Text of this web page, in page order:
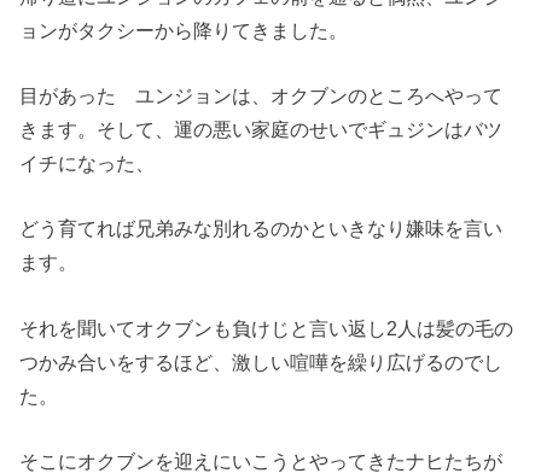
ョンがタクシーから降りてきました。
目があった ユンジョンは、オクブンのところへやって
きます。そして、運の悪い家庭のせいでギュジンはバツ
イチになった、
どう育てれば兄弟みな別れるのかといきなり嫌味を言い
ます。
それを聞いてオクブンも負けじと言い返し2人は髪の毛の
つかみ合いをするほど、激しい喧嘩を繰り広げるのでし
た。
そこにオクブンを迎えにいこうとやってきたナヒたちが